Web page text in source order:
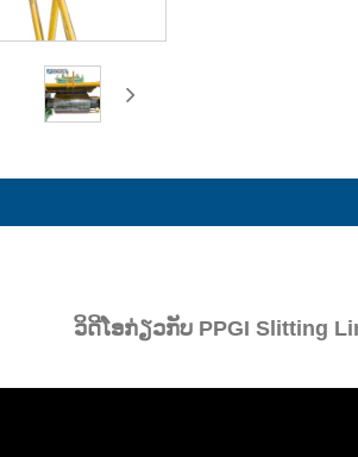
ວິດີໂອກ່ຽວກັບ PPGI Slitting